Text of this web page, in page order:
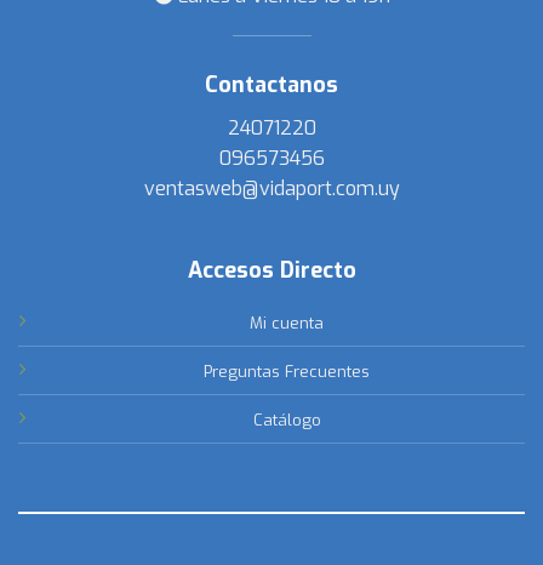
Contactanos
24071220
096573456
ventasweb@vidaport.com.uy
Accesos Directo
Mi cuenta
Preguntas Frecuentes
Catálogo